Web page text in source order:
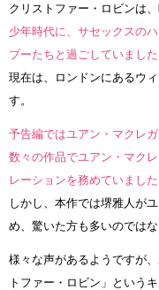
クリストファー・ロビンは
少年時代に、サセックスのハ
プーたちと過ごしていました
現在は、ロンドンにあるウ
す。
予告編ではユアン・マクレ
数々の作品でユアン・マク
レーションを務めていました
しかし、本作では堺雅人が
め、驚いた方も多いのでは
様々な声があるようですが
トファー・ロビン」という